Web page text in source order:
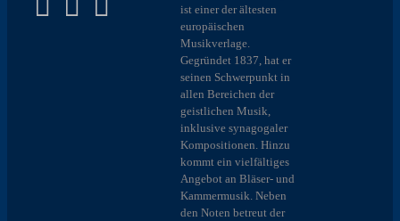
ist einer der ältesten
europäischen
Musikverlage.
Gegründet 1837, hat er
seinen Schwerpunkt in
allen Bereichen der
geistlichen Musik,
inklusive synagogaler
Kompositionen. Hinzu
kommt ein vielfältiges
Angebot an Bläser- und
Kammermusik. Neben
den Noten betreut der